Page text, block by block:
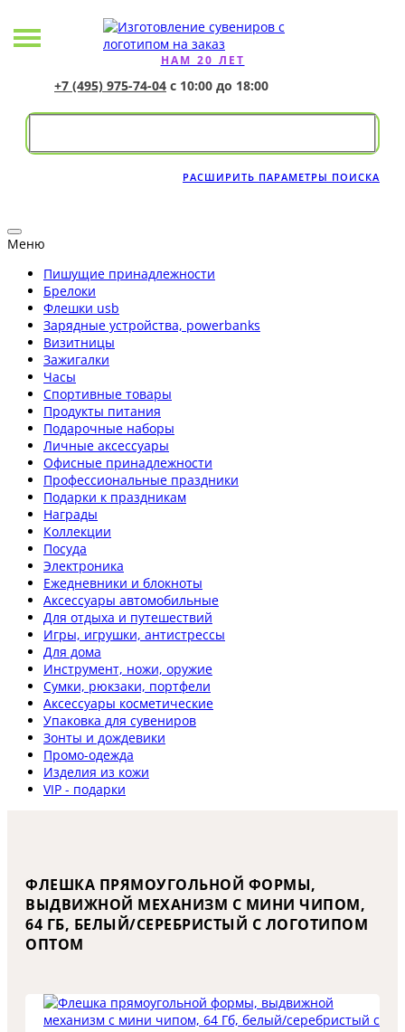
НАМ 20 ЛЕТ
+7 (495) 975-74-04 с 10:00 до 18:00
РАСШИРИТЬ ПАРАМЕТРЫ ПОИСКА
Меню
Пишущие принадлежности
Брелоки
Флешки usb
Зарядные устройства, powerbanks
Визитницы
Зажигалки
Часы
Спортивные товары
Продукты питания
Подарочные наборы
Личные аксессуары
Офисные принадлежности
Профессиональные праздники
Подарки к праздникам
Награды
Коллекции
Посуда
Электроника
Ежедневники и блокноты
Аксессуары автомобильные
Для отдыха и путешествий
Игры, игрушки, антистрессы
Для дома
Инструмент, ножи, оружие
Сумки, рюкзаки, портфели
Аксессуары косметические
Упаковка для сувениров
Зонты и дождевики
Промо-одежда
Изделия из кожи
VIP - подарки
ФЛЕШКА ПРЯМОУГОЛЬНОЙ ФОРМЫ,
ВЫДВИЖНОЙ МЕХАНИЗМ С МИНИ ЧИПОМ,
64 ГБ, БЕЛЫЙ/СЕРЕБРИСТЫЙ С ЛОГОТИПОМ
ОПТОМ